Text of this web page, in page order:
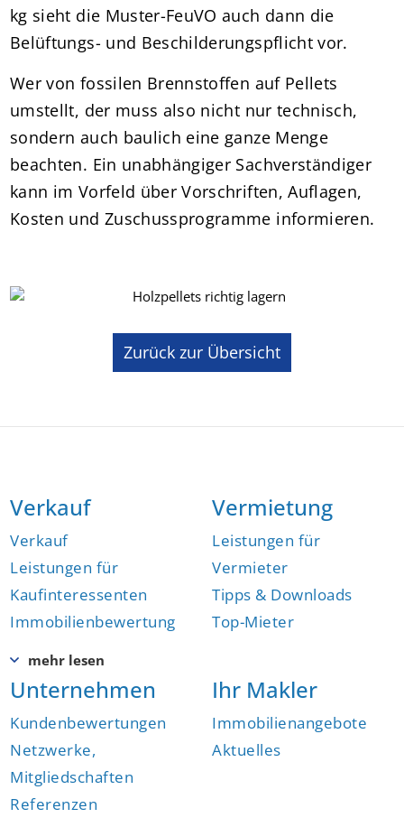
kg sieht die Muster-FeuVO auch dann die
Belüftungs- und Beschilderungspflicht vor.
Wer von fossilen Brennstoffen auf Pellets
umstellt, der muss also nicht nur technisch,
sondern auch baulich eine ganze Menge
beachten. Ein unabhängiger Sachverständiger
kann im Vorfeld über Vorschriften, Auflagen,
Kosten und Zuschussprogramme informieren.
Zurück zur Übersicht
Verkauf
Verkauf
Leistungen für
Kaufinteressenten
Immobilienbewertung
Vermietung
Leistungen für
Vermieter
Tipps & Downloads
Top-Mieter
Unternehmen
Kundenbewertungen
Netzwerke,
Mitgliedschaften
Referenzen
Ihr Makler
Immobilienangebote
Aktuelles